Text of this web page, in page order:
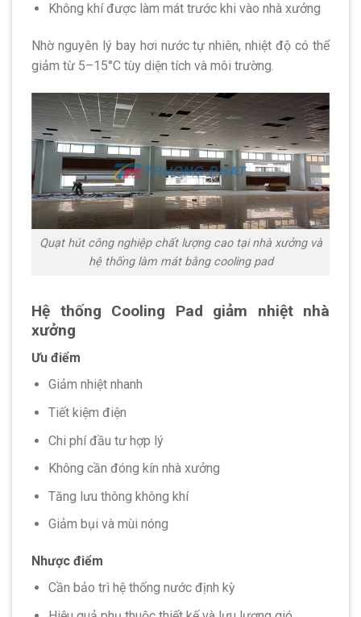
Không khí được làm mát trước khi vào nhà xưởng
Nhờ nguyên lý bay hơi nước tự nhiên, nhiệt độ có thể
giảm từ 5–15°C tùy diện tích và môi trường.
Quạt hút công nghiệp chất lượng cao tại nhà xưởng và
hệ thống làm mát bằng cooling pad
Hệ thống Cooling Pad giảm nhiệt nhà
xưởng
Ưu điểm
Giảm nhiệt nhanh
Tiết kiệm điện
Chi phí đầu tư hợp lý
Không cần đóng kín nhà xưởng
Tăng lưu thông không khí
Giảm bụi và mùi nóng
Nhược điểm
Cần bảo trì hệ thống nước định kỳ